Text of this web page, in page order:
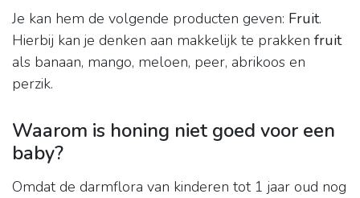
Je kan hem de volgende producten geven: Fruit.
Hierbij kan je denken aan makkelijk te prakken fruit
als banaan, mango, meloen, peer, abrikoos en
perzik.
Waarom is honing niet goed voor een
baby?
Omdat de darmflora van kinderen tot 1 jaar oud nog